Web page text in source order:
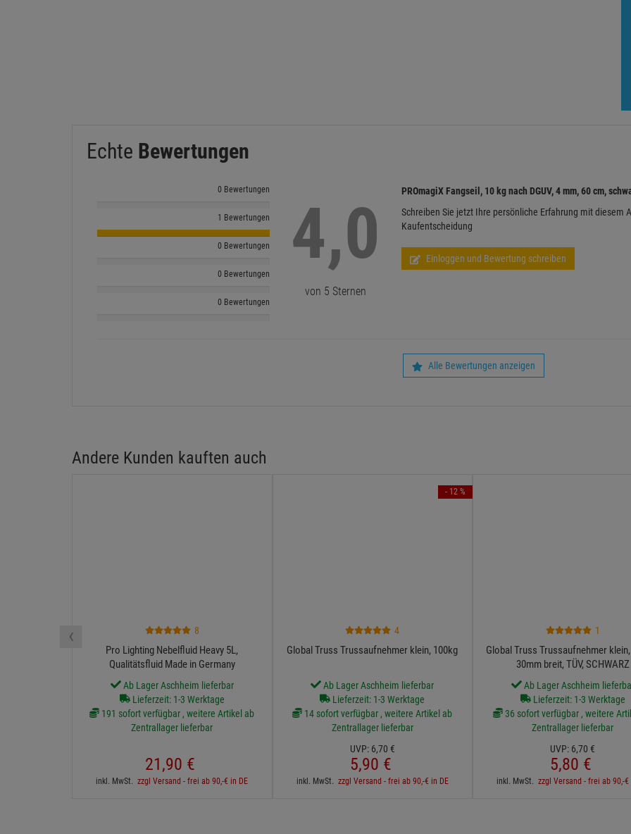
Echte Bewertungen
0 Bewertungen
1 Bewertungen
0 Bewertungen
0 Bewertungen
0 Bewertungen
4,0
von 5 Sternen
PROmagiX Fangseil, 10 kg nach DGUV, 4 mm, 60 cm,
Schreiben Sie jetzt Ihre persönliche Erfahrung mit diesem
Kaufentscheidung
Einloggen und Bewertung schreiben
Alle Bewertungen anzeigen
Andere Kunden kauften auch
8
Pro Lighting Nebelfluid Heavy 5L,
Qualitätsfluid Made in Germany
Ab Lager Aschheim lieferbar
Lieferzeit: 1-3 Werktage
191 sofort verfügbar , weitere Artikel ab
Zentrallager lieferbar
21,90 €
inkl. MwSt.zzgl Versand - frei ab 90,-€ in DE
4
Global Truss Trussaufnehmer klein, 100kg
Ab Lager Aschheim lieferbar
Lieferzeit: 1-3 Werktage
14 sofort verfügbar , weitere Artikel ab
Zentrallager lieferbar
UVP: 6,70 €
5,90 €
inkl. MwSt. zzgl Versand - frei ab 90,-€ in DE
- 12 %
1
Global Truss Trussaufnehmer
30mm breit, TÜV, SCHWARZ
Ab Lager Aschheim
Lieferzeit: 1-3 Werktage
36 sofort verfügbar , weitere
Zentrallager lieferbar
UVP: 6,70 €
5,80 €
inkl. MwSt.zzgl Versand - frei ab 90,-€
‹